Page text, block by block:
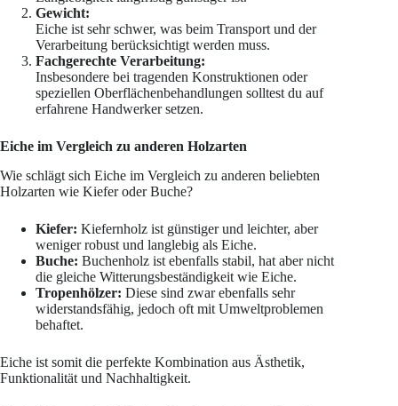
Gewicht:
Eiche ist sehr schwer, was beim Transport und der
Verarbeitung berücksichtigt werden muss.
Fachgerechte Verarbeitung:
Insbesondere bei tragenden Konstruktionen oder
speziellen Oberflächenbehandlungen solltest du auf
erfahrene Handwerker setzen.
Eiche im Vergleich zu anderen Holzarten
Wie schlägt sich Eiche im Vergleich zu anderen beliebten
Holzarten wie Kiefer oder Buche?
Kiefer: Kiefernholz ist günstiger und leichter, aber
weniger robust und langlebig als Eiche.
Buche: Buchenholz ist ebenfalls stabil, hat aber nicht
die gleiche Witterungsbeständigkeit wie Eiche.
Tropenhölzer: Diese sind zwar ebenfalls sehr
widerstandsfähig, jedoch oft mit Umweltproblemen
behaftet.
Eiche ist somit die perfekte Kombination aus Ästhetik,
Funktionalität und Nachhaltigkeit.